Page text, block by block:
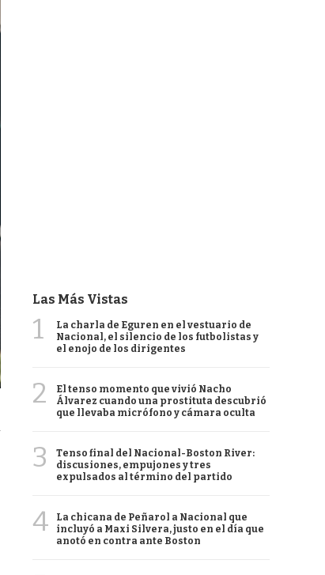
Las Más Vistas
1
La charla de Eguren en el vestuario de
Nacional, el silencio de los futbolistas y
el enojo de los dirigentes
2
El tenso momento que vivió Nacho
Álvarez cuando una prostituta descubrió
que llevaba micrófono y cámara oculta
3
Tenso final del Nacional-Boston River:
discusiones, empujones y tres
expulsados al término del partido
4
La chicana de Peñarol a Nacional que
incluyó a Maxi Silvera, justo en el día que
anotó en contra ante Boston